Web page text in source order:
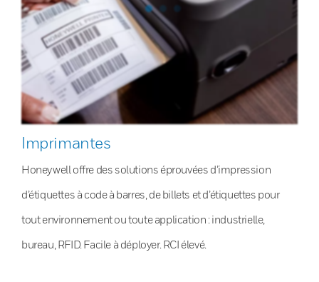
Imprimantes
Honeywell offre des solutions éprouvées d’impression
d’étiquettes à code à barres, de billets et d’étiquettes pour
tout environnement ou toute application : industrielle,
bureau, RFID. Facile à déployer. RCI élevé.